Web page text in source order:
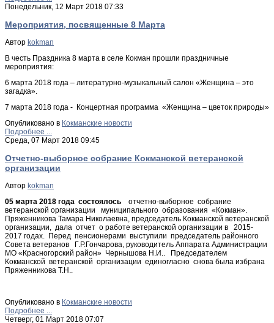
Понедельник, 12 Март 2018 07:33
Мероприятия, посвященные 8 Марта
Автор kokman
В честь Праздника 8 марта в селе Кокман прошли праздничные
мероприятия:
6 марта 2018 года – литературно-музыкальный салон «Женщина – это
загадка».
7 марта 2018 года - Концертная программа «Женщина – цветок природы»
Опубликовано в Кокманские новости
Подробнее ...
Среда, 07 Март 2018 09:45
Отчетно-выборное собрание Кокманской ветеранской
организации
Автор kokman
05 марта 2018 года состоялось
отчетно-выборное собрание
ветеранской организации муниципального образования «Кокман».
Пряженникова Тамара Николаевна, председатель Кокманской ветеранской
организации, дала отчет о работе ветеранской организации в 2015-
2017 годах. Перед пенсионерами выступили председатель районного
Совета ветеранов Г.Р.Гончарова, руководитель Аппарата Администрации
МО «Красногорский район» Чернышова Н.И.. Председателем
Кокманской ветеранской организации единогласно снова была избрана
Пряженникова Т.Н..
Опубликовано в Кокманские новости
Подробнее ...
Четверг, 01 Март 2018 07:07